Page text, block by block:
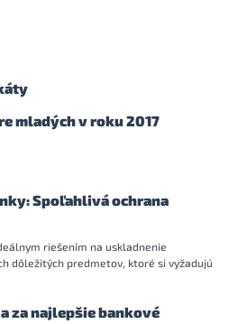
mladých v roku 2017
Spoľahlivá ochrana
riešením na uskladnenie
dôležitých predmetov, ktoré si vyžadujú
za najlepšie bankové